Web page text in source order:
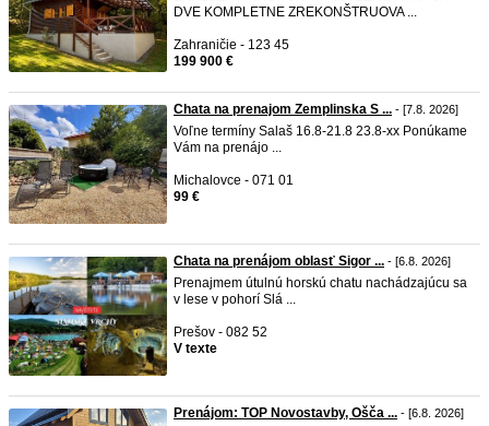
DVE KOMPLETNE ZREKONŠTRUOVA ...
Zahraničie - 123 45
199 900 €
Chata na prenajom Zemplinska S ... - [7.8. 2026]
Voľne termíny Salaš 16.8-21.8 23.8-xx Ponúkame
Vám na prenájo ...
Michalovce - 071 01
99 €
Chata na prenájom oblasť Sigor ... - [6.8. 2026]
Prenajmem útulnú horskú chatu nachádzajúcu sa
v lese v pohorí Slá ...
Prešov - 082 52
V texte
Prenájom: TOP Novostavby, Ošča ... - [6.8. 2026]